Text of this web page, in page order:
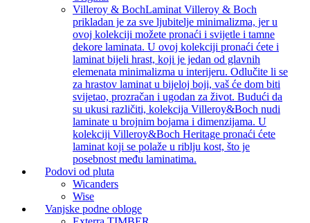
Villeroy & BochLaminat Villeroy & Boch
prikladan je za sve ljubitelje minimalizma, jer u
ovoj kolekciji možete pronaći i svijetle i tamne
dekore laminata. U ovoj kolekciji pronaći ćete i
laminat bijeli hrast, koji je jedan od glavnih
elemenata minimalizma u interijeru. Odlučite li se
za hrastov laminat u bijeloj boji, vaš će dom biti
svijetao, prozračan i ugodan za život. Budući da
su ukusi različiti, kolekcija Villeroy&Boch nudi
laminate u brojnim bojama i dimenzijama. U
kolekciji Villeroy&Boch Heritage pronaći ćete
laminat koji se polaže u riblju kost, što je
posebnost među laminatima.
Podovi od pluta
Wicanders
Wise
Vanjske podne obloge